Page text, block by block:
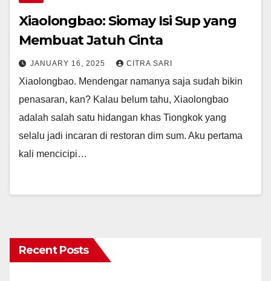
Xiaolongbao: Siomay Isi Sup yang
Membuat Jatuh Cinta
JANUARY 16, 2025 CITRA SARI
Xiaolongbao. Mendengar namanya saja sudah bikin
penasaran, kan? Kalau belum tahu, Xiaolongbao
adalah salah satu hidangan khas Tiongkok yang
selalu jadi incaran di restoran dim sum. Aku pertama
kali mencicipi…
Recent Posts